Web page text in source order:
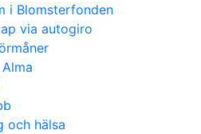
i Blomsterfonden
via autogiro
och hälsa